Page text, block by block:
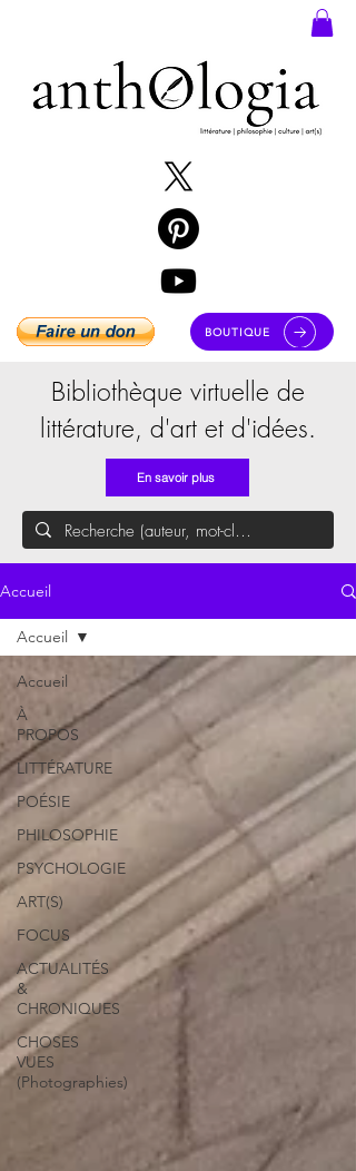
BOUTIQUE
Bibliothèque virtuelle de
littérature, d'art et d'idées.
En savoir plus
Accueil
Accueil
À
PROPOS
LITTÉRATURE
POÉSIE
PHILOSOPHIE
PSYCHOLOGIE
ART(S)
FOCUS
ACTUALITÉS
&
CHRONIQUES
CHOSES
VUES
(Photographies)
Accueil